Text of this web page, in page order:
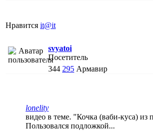
Нравится it@it
svyatoi
Посетитель
344 295 Армавир
lonelity
видео в теме. "Кочка (ваби-куса) из
Пользовался подложкой...